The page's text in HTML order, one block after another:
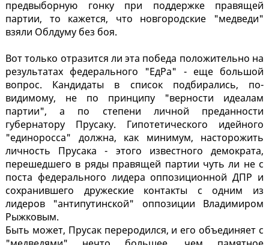
предвыборную гонку при поддержке правящей
партии, то кажется, что новгородские "медведи"
взяли Облдуму без боя.
Вот только отразится ли эта победа положительно на
результатах федерального "ЕдРа" - еще большой
вопрос. Кандидаты в список подбирались, по-
видимому, не по принципу "верности идеалам
партии", а по степени личной преданности
губернатору Прусаку. Гипотетического идейного
"единоросса" должна, как минимум, насторожить
личность Прусака - этого известного демократа,
перешедшего в ряды правящей партии чуть ли не с
поста федерального лидера оппозиционной ДПР и
сохранившего дружеские контакты с одним из
лидеров "антипутинской" оппозиции Владимиром
Рыжковым.
Быть может, Прусак переродился, и его объединяет с